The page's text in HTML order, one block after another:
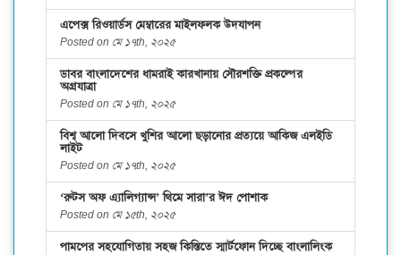
এপেক্স রিওয়ার্ডস মেম্বারের মাইলফলক উদযাপন
Posted on মে ১৭th, ২০২৫
ডাবর বাংলাদেশের ধামরাই কারখানায় সৌরশক্তি প্রকল্পের
অগ্রযাত্রা
Posted on মে ১৭th, ২০২৫
বিশ্ব আলো দিবসে খুশির আলো ছড়ানোর প্রত্যয়ে আকিজ এলইডি
লাইট
Posted on মে ১৭th, ২০২৫
‘রুটস অফ এ্যালিগ্যান্স’ থিমে সারা’র ঈদ পোশাক
Posted on মে ১৫th, ২০২৫
পামপের সহযোগিতায় সহজ কিস্তিতে স্মার্টফোন দিচ্ছে বাংলালিংক